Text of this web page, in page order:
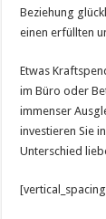
Beziehung
einen erfüllten
Etwas
im Büro oder
immenser
investieren Sie
Unterschied